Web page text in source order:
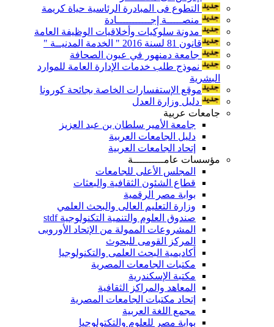
التطوع فى المبادرة الرئاسية حياة كريمة
منصـــــة إجـــــــــــادة
مدونة سلوكيات وأخلاقيات الوظيفة العامة
قانون 81 لسنة 2016 " الخدمة المدنيــة "
جامعة دمنهور في عيون الصحافة
نموذج طلب خدمات الإدارة العامة للموارد
البشرية
موقع الإستفسارات الخاصة بجائحة كورونا
دليل وزارة العدل
جامعات عربية
جامعة الأمير سلطان بن عبد العزيز
دليل الجامعات العربية
إتحاد الجامعات العربية
مؤسسات عامــــــــــة
المجلس الأعلى للجامعات
قطاع الشئون الثقافية والبعثات
بوابة مصر الرقمية
وزارة التعليم العالى والبحث العلمي
صندوق العلوم والتنمية التكنولوجية stdf
المشروعات الممولة من الإتحاد الأوروبى
المركز القومى للبحوث
أكاديمية البحث العلمى والتكنولوجيا
مكتبات الجامعات المصرية
مكتبة الإسكندرية
المعاهد والمراكز الثقافية
إتحاد مكتبات الجامعات المصرية
مجمع اللغة العربية
بوابة مصر للعلوم والتكتولوجيا